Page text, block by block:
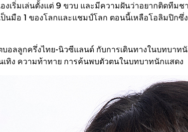
งเริ่มเล่นตั้งแต่ 9 ขวบ และมีความฝันว่าอยากติดทีม
ป็นมือ 1 ของโลกและแชมป์โลก ตอนนี้เหลือโอลิมปิก
บอลลูกครึ่งไทย-นิวซีแลนด์ กับการเดินทางในบทบา
เทิง ความท้าทาย การค้นพบตัวตนในบทบาทนักแสดง